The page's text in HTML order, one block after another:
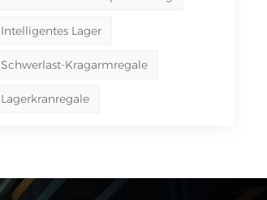
Intelligentes Lager
Schwerlast-Kragarmregale
Lagerkranregale